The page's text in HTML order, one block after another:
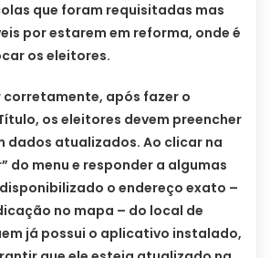
que foram requisitadas mas
por estarem em reforma, onde é
os eleitores.
corretamente, após fazer o
os eleitores devem preencher
dados atualizados. Ao clicar na
do menu e responder a algumas
o endereço exato –
no mapa – do local de
já possui o aplicativo instalado,